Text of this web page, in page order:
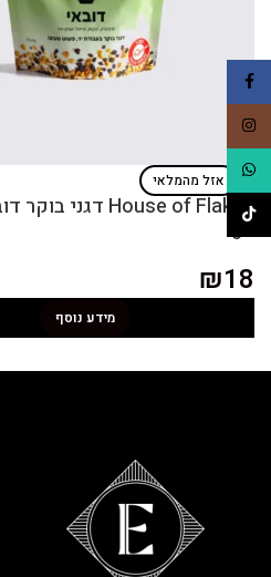
אזל מהמלאי
go
₪18
מידע נוסף
WhatsApp
TikTok